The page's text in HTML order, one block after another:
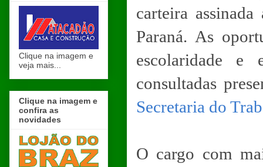
carteira
Paraná. As
escolaridade e
consultadas
Secretaria do
O cargo com
Clique na imagem e
veja mais...
Clique na imagem e
confira as
novidades